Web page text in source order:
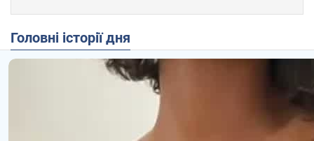
Головні історії дня